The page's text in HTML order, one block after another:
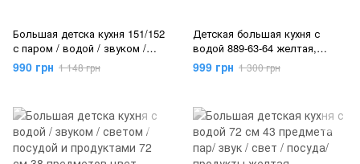
Большая детска кухня 151/152
с паром / водой / звуком /
светом / посудой и
продуктами 72 см 43
990 грн 1 148 грн
Детская большая кухня с
водой 889-63-64 желтая,
розовая
999 грн 1 300 грн